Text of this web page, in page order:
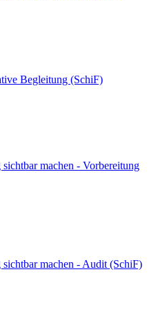
Begleitung (SchiF)
machen - Vorbereitung
machen - Audit (SchiF)